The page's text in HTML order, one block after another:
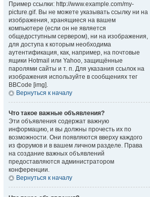
Пример ссылки: http://www.example.com/my-
picture.gif. Вы не можете указывать ссылку ни на
изображения, хранящиеся на вашем
компьютере (если он не является
общедоступным сервером), ни на изображения,
для доступа к которым необходима
аутентификация, как, например, на почтовые
ящики Hotmail или Yahoo, защищённые
паролями сайты и т. п. Для указания ссылок на
изображения используйте в сообщениях тег
BBCode [img].
Вернуться к началу
Что такое важные объявления?
Эти объявления содержат важную
информацию, и вы должны прочесть их по
возможности. Они появляются вверху каждого
из форумов и в вашем личном разделе. Права
на создание важных объявлений
предоставляются администратором
конференции.
Вернуться к началу